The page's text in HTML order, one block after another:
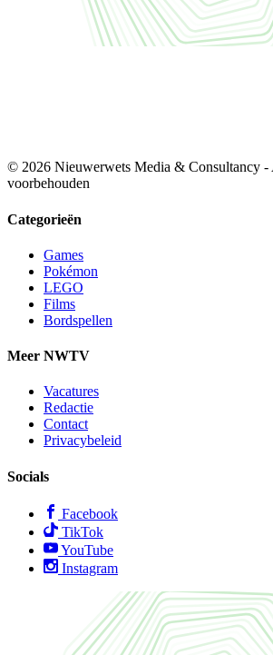
© 2026 Nieuwerwets Media & Consultancy -
voorbehouden
Categorieën
Games
Pokémon
LEGO
Films
Bordspellen
Meer NWTV
Vacatures
Redactie
Contact
Privacybeleid
Socials
Facebook
TikTok
YouTube
Instagram